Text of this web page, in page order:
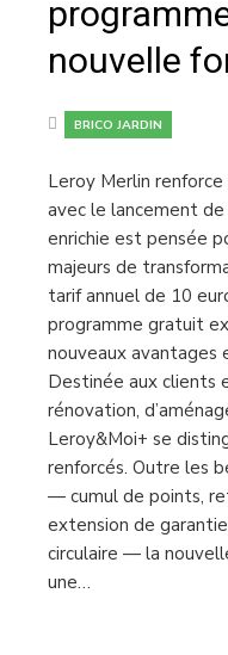
nouvelle
BRICO JARDIN
Leroy Merlin
avec le lancement
enrichie est pensée
majeurs de
tarif annuel de 10
programme gratuit
nouveaux avantages
Destinée aux clients
rénovation,
Leroy&Moi+ se
renforcés. Outre les
— cumul de points,
extension de
circulaire — la
une…